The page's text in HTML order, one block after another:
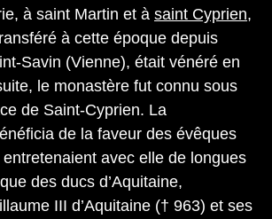
à saint Martin et à saint Cyprien,
à cette époque depuis
Savin (Vienne), était vénéré en
le monastère fut connu sous
de Saint-Cyprien. La
de la faveur des évêques
avec elle de longues
des ducs d’Aquitaine,
III d’Aquitaine († 963) et ses